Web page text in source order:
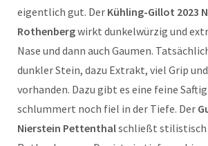
eigentlich gut. Der Kühling-Gillot 2023
Rothenbergwirkt dunkelwürzig und
Nase und dann auch Gaumen.
dunkler Stein, dazu Extrakt, viel Grip
vorhanden. Dazu gibt es eine feine
schlummert noch fiel in der Tiefe. Der
Nierstein Pettenthalschließt stilistisch